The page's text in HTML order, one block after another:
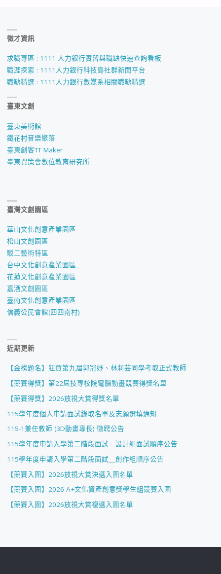
徵才資訊
求職專區 : 1111 人力銀行實習與職缺快速查詢看板
職涯探索 : 1111人力銀行科技島社群新聞平台
職缺精選 : 1111人力銀行數媒系相關職缺精選
臺東文創
臺東美術館
鐵花村音樂聚落
臺東創客TT Maker
臺東資策會數位教育研究所
臺灣文創園區
華山文化創意產業園區
松山文創園區
駁二藝術特區
台中文化創意產業園區
花蓮文化創意產業園區
嘉酒文創園區
臺南文化創意產業園區
信義公民會館(四四南村)
近期更新
【金榜題名】狂賀第九屆郭冠妤、林莉芸同學考取正式教師
【競賽得獎】第22屆技專校院電腦動畫競賽得獎名單
【競賽得獎】2026放視大賞得獎名單
115學年度個人申請面試錄取名單及志願選填通知
115-1兼任教師 (3D動畫專長) 徵聘公告
115學年度申請入學第二階段面試＿設計組面試順序公告
115學年度申請入學第二階段面試＿創作組順序公告
【競賽入圍】2026放視大賞決選入圍名單
【競賽入圍】2026 A+文化資產創意獎學生組競賽入圍
【競賽入圍】2026放視大賞複選入圍名單